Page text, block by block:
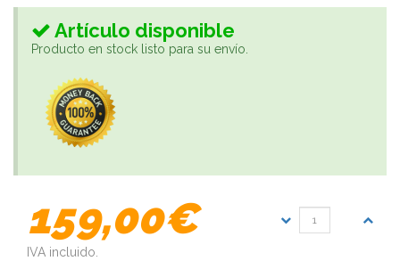
Artículo disponible
Producto en stock listo para su envío.
159,00€
IVA incluido.